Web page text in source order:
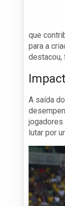
que
para a
destacou,
A saída
jogadores
lutar por